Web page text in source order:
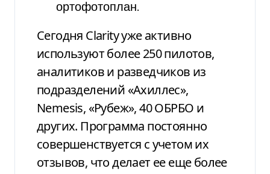
ортофотоплан.
Сегодня Clarity уже активно
используют более 250 пилотов,
аналитиков и разведчиков из
подразделений «Ахиллес»,
Nemesis, «Рубеж», 40 ОБРБО и
других. Программа постоянно
совершенствуется с учетом их
отзывов, что делает ее еще более